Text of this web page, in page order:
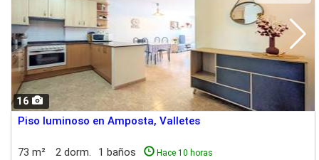
16
Piso luminoso en Amposta, Valletes
73 m² 2 dorm. 1 baños Hace 10 horas